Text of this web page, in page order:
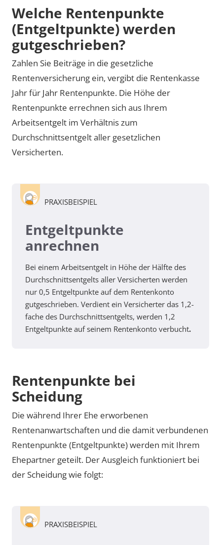
Welche Rentenpunkte
(Entgeltpunkte) werden
gutgeschrieben?
Zahlen Sie Beiträge in die gesetzliche
Rentenversicherung ein, vergibt die Rentenkasse
Jahr für Jahr Rentenpunkte. Die Höhe der
Rentenpunkte errechnen sich aus Ihrem
Arbeitsentgelt im Verhältnis zum
Durchschnittsentgelt aller gesetzlichen
Versicherten.
PRAXISBEISPIEL
Entgeltpunkte
anrechnen
Bei einem Arbeitsentgelt in Höhe der Hälfte des
Durchschnittsentgelts aller Versicherten werden
nur 0,5 Entgeltpunkte auf dem Rentenkonto
gutgeschrieben. Verdient ein Versicherter das 1,2-
fache des Durchschnittsentgelts, werden 1,2
Entgeltpunkte auf seinem Rentenkonto verbucht.
Rentenpunkte bei
Scheidung
Die während Ihrer Ehe erworbenen
Rentenanwartschaften und die damit verbundenen
Rentenpunkte (Entgeltpunkte) werden mit Ihrem
Ehepartner geteilt. Der Ausgleich funktioniert bei
der Scheidung wie folgt:
PRAXISBEISPIEL